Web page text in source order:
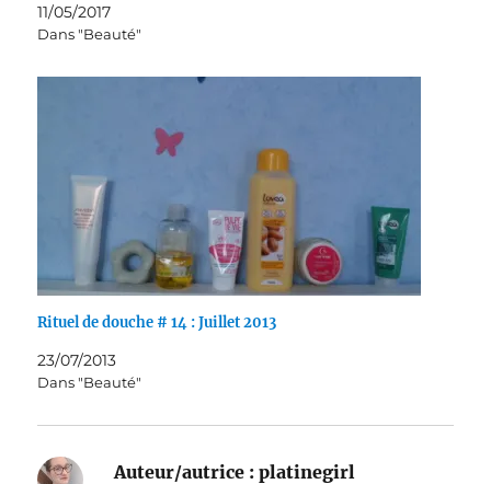
11/05/2017
Dans "Beauté"
Rituel de douche # 14 : Juillet 2013
23/07/2013
Dans "Beauté"
Auteur/autrice : platinegirl